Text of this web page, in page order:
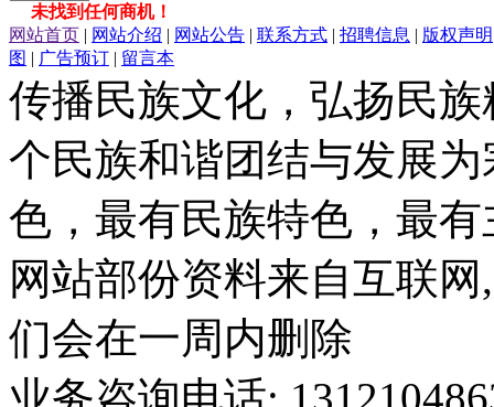
未找到任何商机！
网站首页 | 网站介绍 | 网站公告 | 联系方式 | 招聘信息 | 版权声明
图 | 广告预订 | 留言本
传播民族文化，弘扬民
个民族和谐团结与发展
色，最有民族特色，最
网站部份资料来自互联
们会在一周内删除
业务咨询电话: